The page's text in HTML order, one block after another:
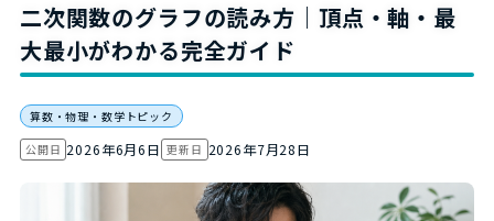
二次関数のグラフの読み方｜頂点・軸・最
大最小がわかる完全ガイド
算数・物理・数学トピック
公開日 2026年6月6日 更新日 2026年7月28日